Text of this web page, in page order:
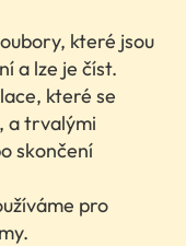
které jsou
a lze je číst.
které se
a trvalými
skončení
pro